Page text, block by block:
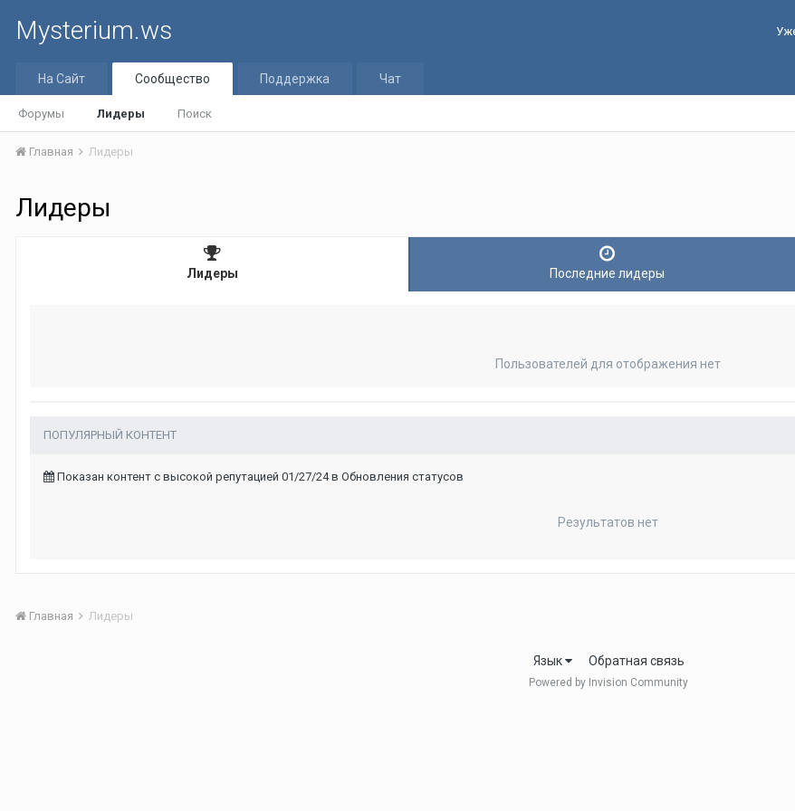
Mysterium.ws
На Сайт Сообщество
Форумы Лидеры Поиск
Поддержка Чат
Главная Лидеры
Лидеры
Лидеры Последние лидеры
Пользователей для отображения нет
ПОПУЛЯРНЫЙ КОНТЕНТ
Показан контент с высокой репутацией 01/27/24 в Обновления статусов
Результатов нет
Главная Лидеры
Язык Обратная связь
Powered by Invision Community